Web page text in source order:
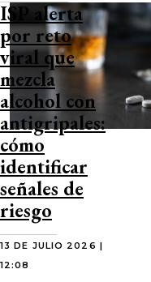
ISP alerta
por reto
viral que
mezcla
alcohol con
antigripales:
cómo
identificar
señales de
riesgo
13 DE JULIO 2026 |
12:08